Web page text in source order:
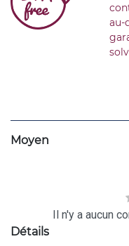
au-
Moyen
Il n'y a aucun
Détails